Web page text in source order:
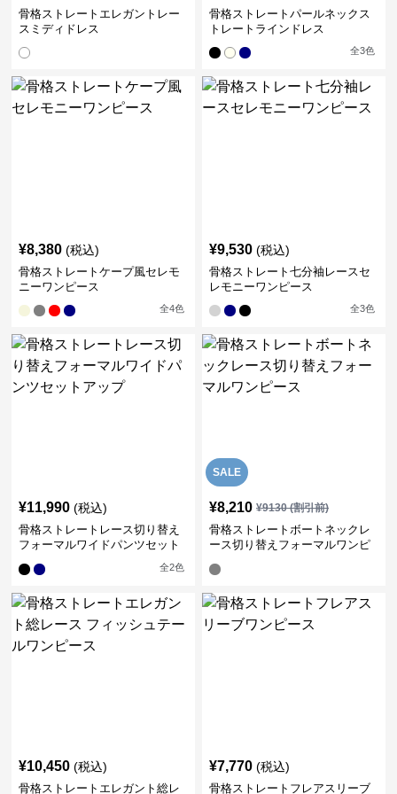
骨格ストレートエレガントレー
スミディドレス
骨格ストレートパールネックス
トレートラインドレス
全3色
¥8,380 (税込)
骨格ストレートケープ風セレモ
ニーワンピース
全4色
¥9,530 (税込)
骨格ストレート七分袖レースセ
レモニーワンピース
全3色
¥11,990 (税込)
骨格ストレートレース切り替え
フォーマルワイドパンツセット
全2色
SALE
¥8,210 ¥9130(割引前)
骨格ストレートボートネックレ
ース切り替えフォーマルワンピ
¥10,450 (税込)
骨格ストレートエレガント総レ
¥7,770 (税込)
骨格ストレートフレアスリーブ